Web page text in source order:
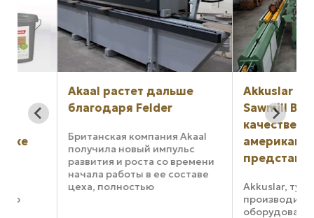
Akaal растет дальше
благодаря Felder
Британская компания Akaal
получила новый импульс
развития и роста со времени
начала работы в ее составе
цеха, полностью
Akkuslar
Sawmill Brokers в
качестве
американского
представителя
Akkuslar, турецкий
производитель
оборудования с